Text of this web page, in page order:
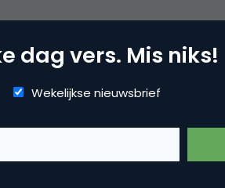
dag vers. Mis niks!
Wekelijkse nieuwsbrief